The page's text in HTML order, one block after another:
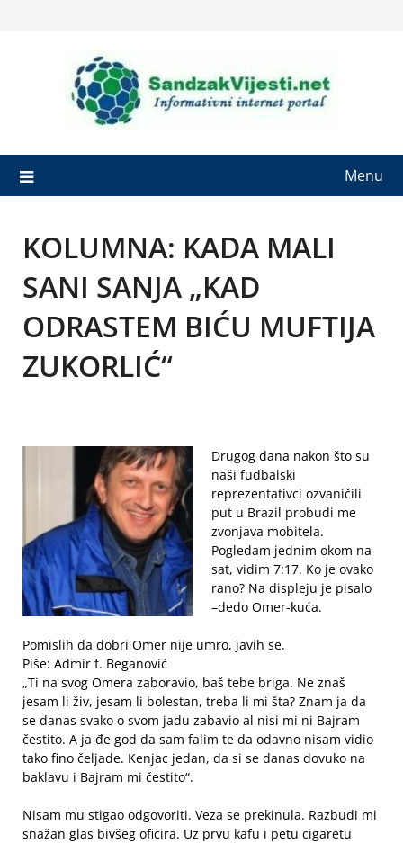
Menu
KOLUMNA: KADA MALI
SANI SANJA „KAD
ODRASTEM BIĆU MUFTIJA
ZUKORLIĆ“
Drugog dana nakon što su
naši fudbalski
reprezentativci ozvaničili
put u Brazil probudi me
zvonjava mobitela.
Pogledam jednim okom na
sat, vidim 7:17. Ko je ovako
rano? Na displeju je pisalo
–dedo Omer-kuća.
Pomislih da dobri Omer nije umro, javih se.
Piše: Admir f. Beganović
„Ti na svog Omera zaboravio, baš tebe briga. Ne znaš
jesam li živ, jesam li bolestan, treba li mi šta? Znam ja da
se danas svako o svom jadu zabavio al nisi mi ni Bajram
čestito. A ja đe god da sam falim te da odavno nisam vidio
tako fino čeljade. Kenjac jedan, da si se danas dovuko na
baklavu i Bajram mi čestito“.
Nisam mu stigao odgovoriti. Veza se prekinula. Razbudi mi
snažan glas bivšeg oficira. Uz prvu kafu i petu cigaretu